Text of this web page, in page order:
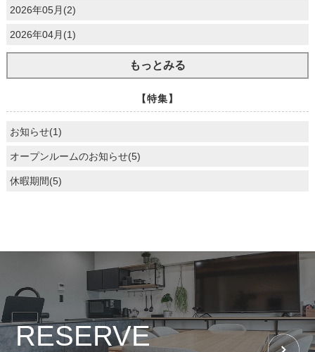
2026年05月(2)
2026年04月(1)
もっとみる
【特集】
お知らせ(1)
オープンルームのお知らせ(5)
休暇期間(5)
RESERVE